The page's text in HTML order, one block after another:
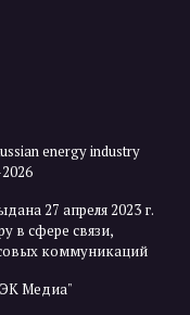
energy industry
27 апреля 2023 г.
в сфере связи,
коммуникаций
Медиа"